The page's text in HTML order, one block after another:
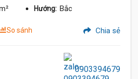
Hướng: Bắc
So sánh Chia sẻ
0903394679